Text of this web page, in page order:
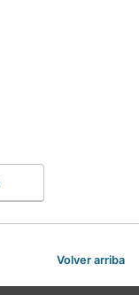
Volver arriba